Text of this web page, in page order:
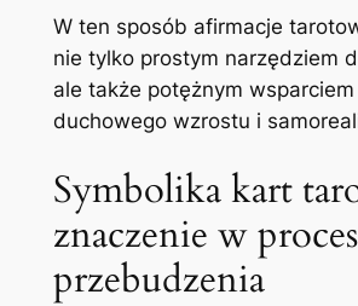
W ten sposób afirmacje
nie tylko prostym narzędziem
ale także potężnym
duchowego wzrostu i
Symbolika kart
znaczenie w
przebudzenia